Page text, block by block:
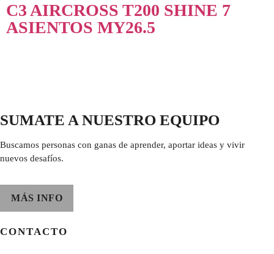
C3 AIRCROSS T200 SHINE 7
ASIENTOS MY26.5
SUMATE A NUESTRO EQUIPO
Buscamos personas con ganas de aprender, aportar ideas y vivir
nuevos desafíos.
MÁS INFO
CONTACTO